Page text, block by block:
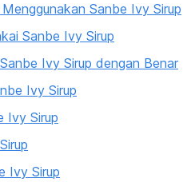
Sanbe Ivy Sirup
Sanbe Ivy Sirup
Ivy Sirup dengan Benar
Ivy Sirup
Ivy Sirup
Ivy Sirup